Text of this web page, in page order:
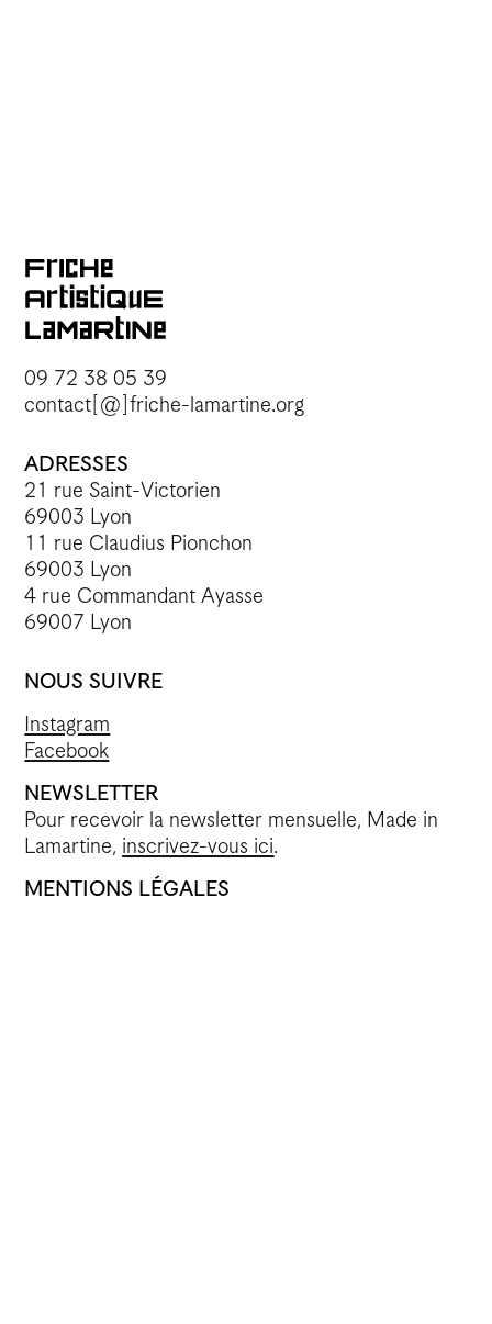
09 72 38 05 39
contact[@]friche-lamartine.org
ADRESSES
21 rue Saint-Victorien
69003 Lyon
11 rue Claudius Pionchon
69003 Lyon
4 rue Commandant Ayasse
69007 Lyon
NOUS SUIVRE
Instagram
Facebook
NEWSLETTER
Pour recevoir la newsletter mensuelle, Made in
Lamartine, inscrivez-vous ici.
MENTIONS LÉGALES